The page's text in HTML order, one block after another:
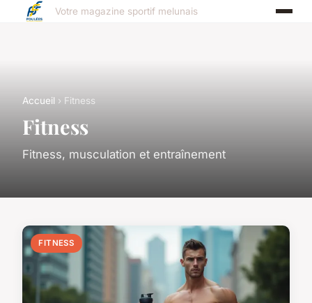
Votre magazine sportif melunais
Accueil › Fitness
Fitness
Fitness, musculation et entraînement
FITNESS